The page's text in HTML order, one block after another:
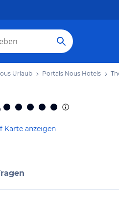
Urlaub Portals Nous Hotels
Karte anzeigen